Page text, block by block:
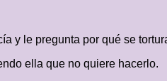
y le pregunta por qué se
ella que no quiere hacerlo.